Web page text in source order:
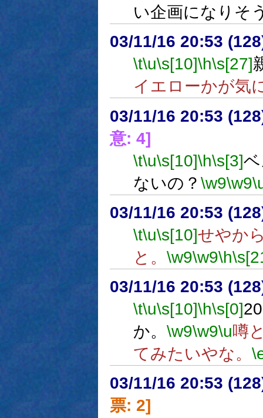
い企画になりそ
03/11/16 20:53
\t\u\s[10]\h\s[27]
イエローかが気
03/11/16 20:53
意: 4]
\t\u\s[10]\h\s[3]
ないの？ \w9\w9
03/11/16 20:53
\t\u\s[10]せやか
と。 \w9\w9\h
03/11/16 20:53
\t\u\s[10]\h\s[0]
か。 \w9\w9\u噂
てみたいやな。
03/11/16 20:53
票: 2]